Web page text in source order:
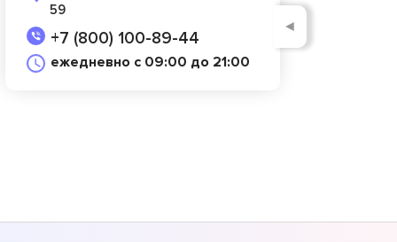
59
+7 (800) 100-89-44
ежедневно с 09:00 до 21:00
◄